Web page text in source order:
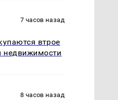
7 часов назад
втрое
недвижимости
8 часов назад